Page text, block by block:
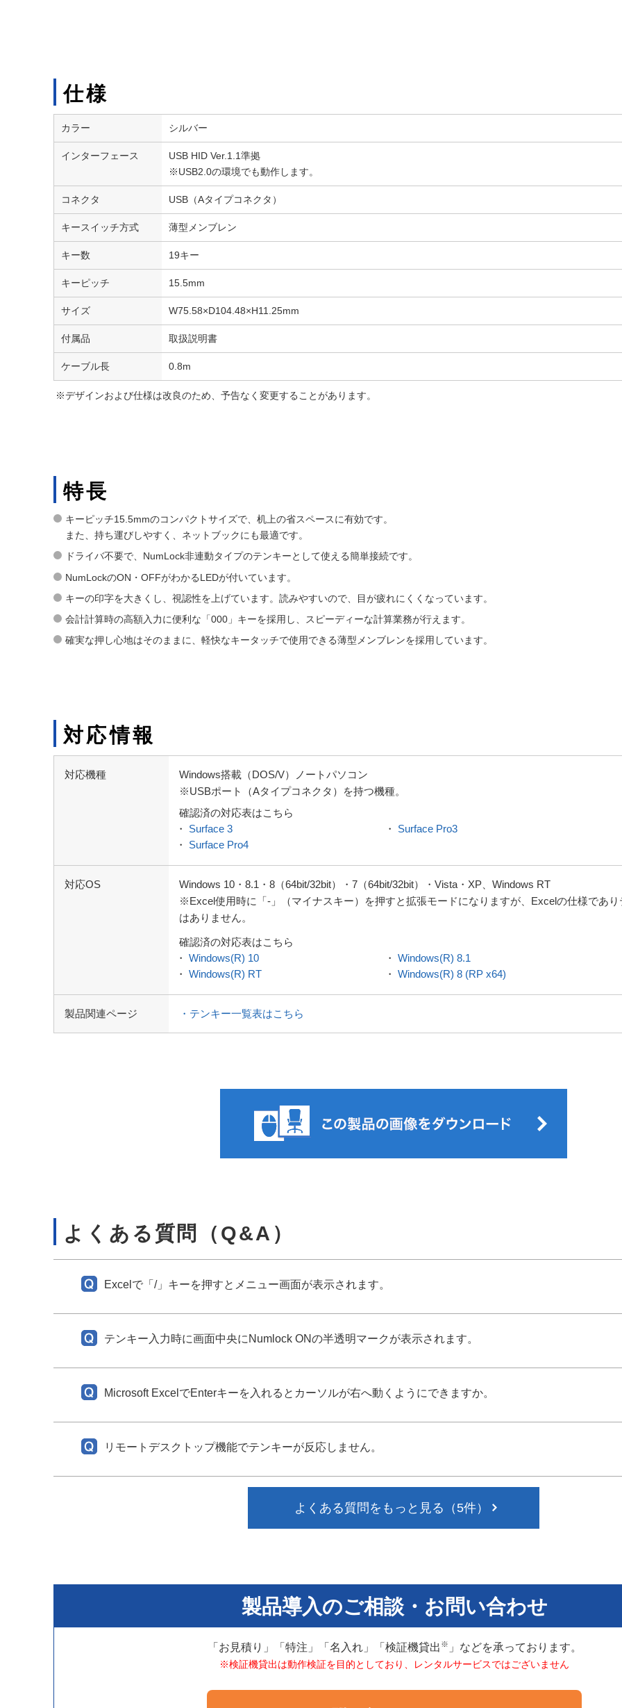
仕様
カラー シルバー
インターフェース
USB HID Ver.1.1準拠
※USB2.0の環境でも動作します。
コネクタ USB（Aタイプコネクタ）
キースイッチ方式 薄型メンブレン
キー数 19キー
キーピッチ 15.5mm
サイズ W75.58×D104.48×H11.25mm
付属品 取扱説明書
ケーブル長 0.8m
※デザインおよび仕様は改良のため、予告なく変更することがあります。
特長
キーピッチ15.5mmのコンパクトサイズで、机上の省スペースに有効です。
また、持ち運びしやすく、ネットブックにも最適です。
ドライバ不要で、NumLock非連動タイプのテンキーとして使える簡単接続です。
NumLockのON・OFFがわかるLEDが付いています。
キーの印字を大きくし、視認性を上げています。読みやすいので、目が疲れにくくなっています。
会計計算時の高額入力に便利な「000」キーを採用し、スピーディーな計算業務が行えます。
確実な押し心地はそのままに、軽快なキータッチで使用できる薄型メンブレンを採用しています。
対応情報
対応機種
Windows搭載（DOS/V）ノートパソコン
※USBポート（Aタイプコネクタ）を持つ機種。
確認済の対応表はこちら
・ Surface 3 ・ Surface Pro3
・ Surface Pro4
対応OS
Windows 10・8.1・8（64bit/32bit）・7（64bit/32bit）・Vista・XP、Windows RT
※Excel使用時に「-」（マイナスキー）を押すと拡張モードになりますが、Excelの仕様であ
はありません。
確認済の対応表はこちら
・Windows(R) 10 ・ Windows(R) 8.1
・Windows(R) RT ・ Windows(R) 8 (RP x64)
製品関連ページ ・テンキー一覧表はこちら
よくある質問（Q&A）
Excelで「/」キーを押すとメニュー画面が表示されます。
テンキー入力時に画面中央にNumlock ONの半透明マークが表示されます。
Microsoft ExcelでEnterキーを入れるとカーソルが右へ動くようにできますか。
リモートデスクトップ機能でテンキーが反応しません。
よくある質問をもっと見る（5件）
製品導入のご相談・お問い合わせ
「お見積り」「特注」「名入れ」「検証機貸出 ※ 」などを承っております。
※検証機貸出は動作検証を目的としており、レンタルサービスではございません